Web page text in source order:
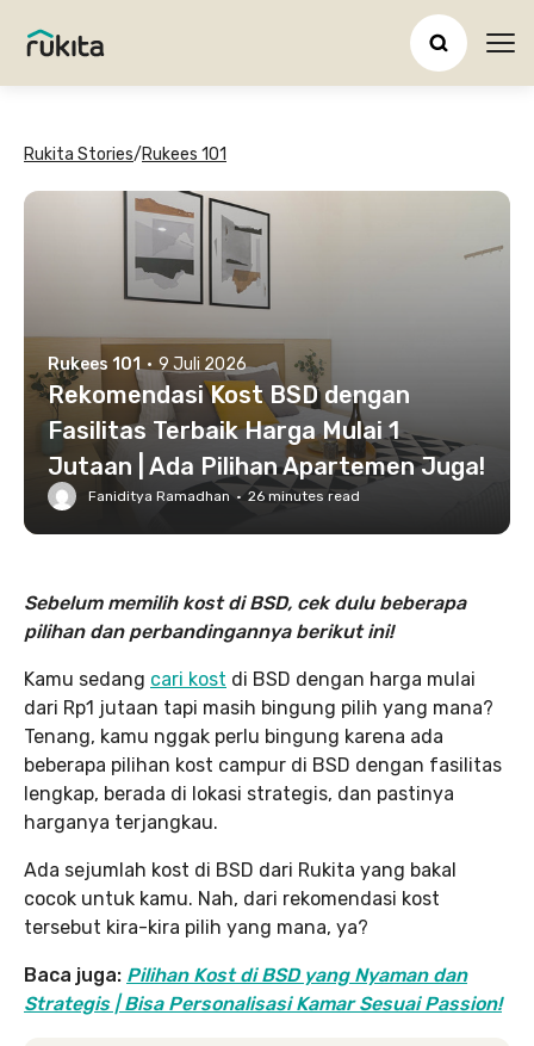
Rukita Stories/Rukees 101
Rukees 101 · 9 Juli 2026
Rekomendasi Kost BSD dengan
Fasilitas Terbaik Harga Mulai 1
Jutaan | Ada Pilihan Apartemen Juga!
Faniditya Ramadhan · 26minutes read
Sebelum memilih kost di BSD, cek dulu beberapa
pilihan dan perbandingannya berikut ini!
Kamu sedang cari kost di BSD dengan harga mulai
dari Rp1 jutaan tapi masih bingung pilih yang mana?
Tenang, kamu nggak perlu bingung karena ada
beberapa pilihan kost campur di BSD dengan fasilitas
lengkap, berada di lokasi strategis, dan pastinya
harganya terjangkau.
Ada sejumlah kost di BSD dari Rukita yang bakal
cocok untuk kamu. Nah, dari rekomendasi kost
tersebut kira-kira pilih yang mana, ya?
Baca juga: Pilihan Kost di BSD yang Nyaman dan
Strategis | Bisa Personalisasi Kamar Sesuai Passion!